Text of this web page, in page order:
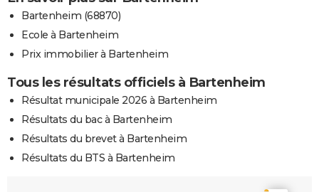
Bartenheim (68870)
Ecole à Bartenheim
Prix immobilier à Bartenheim
Tous les résultats officiels à Bartenheim
Résultat municipale 2026 à Bartenheim
Résultats du bac à Bartenheim
Résultats du brevet à Bartenheim
Résultats du BTS à Bartenheim